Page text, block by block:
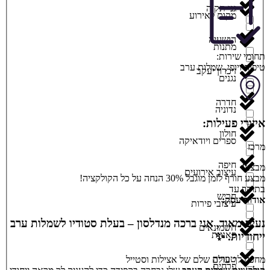
מקום לאירוע
מתנות
נגנים
נדוניה
ספרים ויודאיקה
עיצוב אירועים
עיצובי פירות
פאניות
פרחים
גני תקוה
הושעיה
זיכרון יעקב
חדרה
חולון
חיפה
חריש
חשמונאים
טבריה
תחומי שירות:
טיפוח ויופי, שמלות ערב
איזורי פעילות:
מרכז
מבצע!
מבצע חורף לזמן מוגבל 30% הנחה על כל הקולקציה!
בתוקף עד
אודות עסק:
נעים מאוד, אני ברכה מנדלסון – בעלת סטודיו לשמלות ערב
ייחודיות. ✨
מחכה לך עולם שלם של אצילות וסטייל